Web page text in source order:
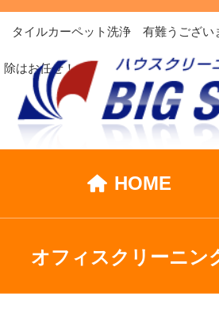
タイルカーペット洗浄 有難うござい
除はお任せ！
HOME
オフィスクリーニン